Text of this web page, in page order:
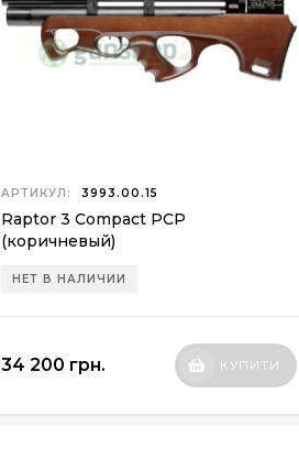
АРТИКУЛ: 3993.00.15
Raptor 3 Compact PCP
(коричневый)
НЕТ В НАЛИЧИИ
34 200 грн. КУПИТИ